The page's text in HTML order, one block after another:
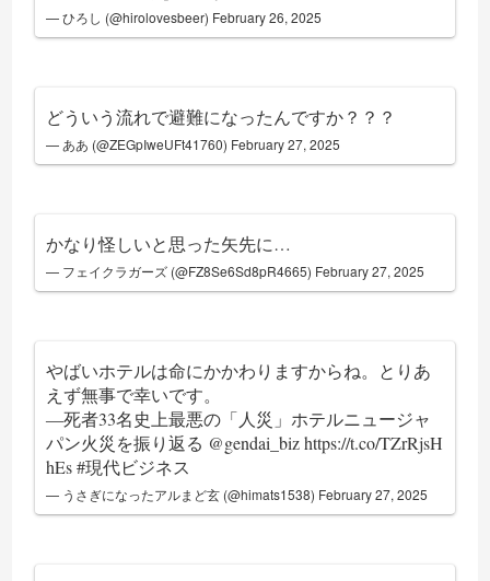
— ひろし (@hirolovesbeer) February 26, 2025
どういう流れで避難になったんですか？？？
— ああ (@ZEGpIweUFt41760) February 27, 2025
かなり怪しいと思った矢先に…
— フェイクラガーズ (@FZ8Se6Sd8pR4665) February 27, 2025
やばいホテルは命にかかわりますからね。とりあ
えず無事で幸いです。
―死者33名史上最悪の「人災」ホテルニュージャ
パン火災を振り返る @gendai_biz https://t.co/TZrRjsH
hEs #現代ビジネス
— うさぎになったアルまど玄 (@himats1538) February 27, 2025